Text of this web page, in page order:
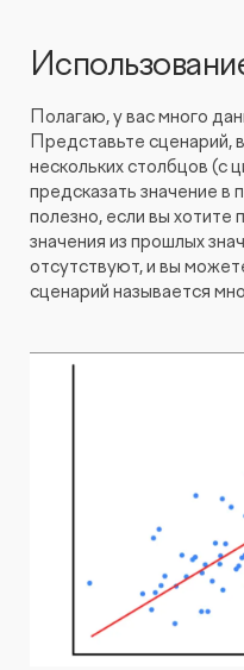
Полагаю, у вас много
Представьте сценарий,
нескольких столбцов (с
предсказать значение
полезно, если вы хотите
значения из прошлых
отсутствуют, и вы
сценарий называется